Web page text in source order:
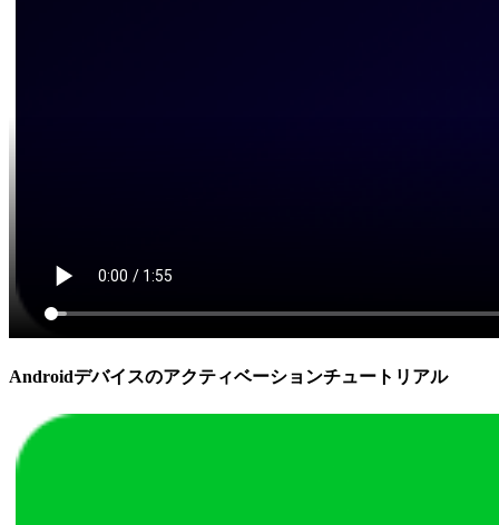
Androidデバイスのアクティベーションチュートリアル